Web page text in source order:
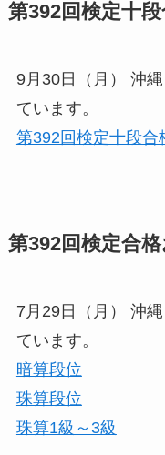
第392回検定十
9月30日（月） 沖
ています。
第392回検定十段合
第392回検定合
7月29日（月） 沖
ています。
暗算段位
珠算段位
珠算1級～3級